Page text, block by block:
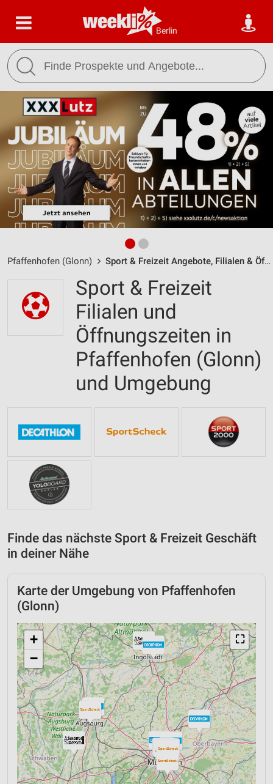
Berlin
Pfaffenhofen (Glonn) Sport & Freizeit Angebote, Filialen & Öffnungszeiten
Sport & Freizeit
Filialen und
Öffnungszeiten in
Pfaffenhofen (Glonn)
und Umgebung
Finde das nächste Sport & Freizeit Geschäft
in deiner Nähe
Karte der Umgebung von Pfaffenhofen
(Glonn)
⛶
+
−